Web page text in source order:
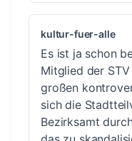
kultur-fuer-alle
Es ist ja schon
Mitglied der
großen
sich die
Bezirksamt